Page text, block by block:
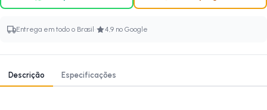
Entrega em todo o Brasil · 4,9 no Google
Descrição Especificações